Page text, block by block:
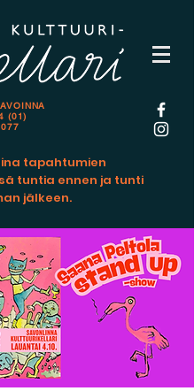
(01)
tapahtumien
tuntia ennen ja tunti
jälkeen.